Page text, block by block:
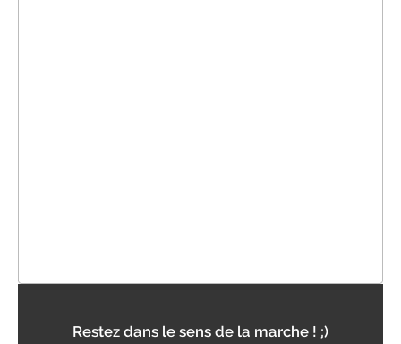
Restez dans le sens de la marche ! ;)